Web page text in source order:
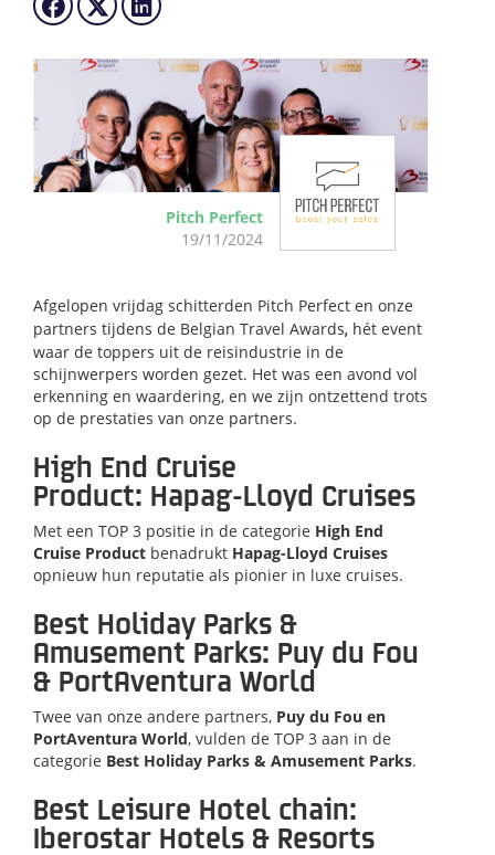
Pitch Perfect
19/11/2024
Afgelopen vrijdag schitterden Pitch Perfect en onze
partners tijdens de Belgian Travel Awards, hét event
waar de toppers uit de reisindustrie in de
schijnwerpers worden gezet. Het was een avond vol
erkenning en waardering, en we zijn ontzettend trots
op de prestaties van onze partners.
High End Cruise
Product: Hapag-Lloyd Cruises
Met een TOP 3 positie in de categorie High End
Cruise Product benadrukt Hapag-Lloyd Cruises
opnieuw hun reputatie als pionier in luxe cruises.
Best Holiday Parks &
Amusement Parks: Puy du Fou
& PortAventura World
Twee van onze andere partners, Puy du Fou en
PortAventura World, vulden de TOP 3 aan in de
categorie Best Holiday Parks & Amusement Parks.
Best Leisure Hotel chain:
Iberostar Hotels & Resorts